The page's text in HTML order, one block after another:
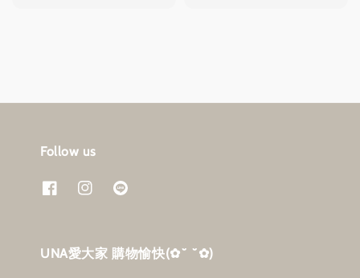
Follow us
UNA愛大家 購物愉快‎(✿˘ ˘✿)